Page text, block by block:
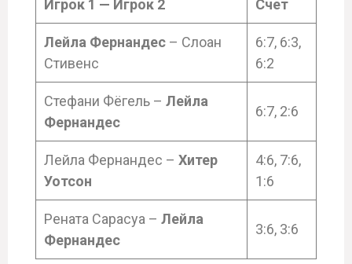
Игрок 1 — Игрок 2 Счет
Лейла Фернандес – Слоан
Стивенс
6:7, 6:3,
6:2
Стефани Фёгель – Лейла
Фернандес
6:7, 2:6
Лейла Фернандес – Хитер
Уотсон
4:6, 7:6,
1:6
Рената Сарасуа – Лейла
Фернандес
3:6, 3:6